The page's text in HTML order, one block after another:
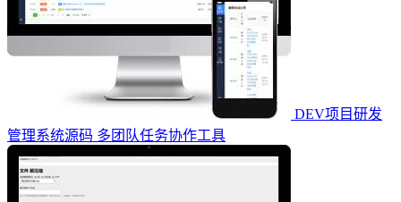
DEV项目研发
管理系统源码 多团队任务协作工具